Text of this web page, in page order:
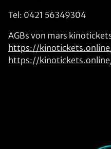
Tel: 0421 56349304
AGBs von mars
https://
https://